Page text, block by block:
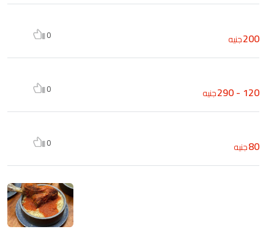
200جنيه 0
120 - 290 جنيه 0
80جنيه 0